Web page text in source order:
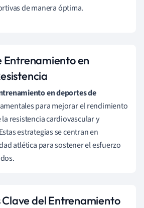
de manera óptima.
Entrenamiento en
en deportes de
para mejorar el rendimiento
resistencia cardiovascular y
estrategias se centran en
atlética para sostener el esfuerzo
del Entrenamiento